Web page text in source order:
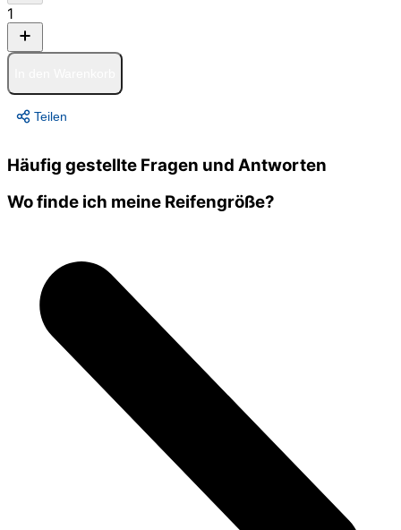
1
Teilen
Häufig gestellte Fragen und Antworten
Wo finde ich meine Reifengröße?